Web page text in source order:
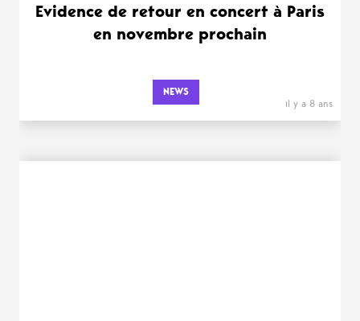
Evidence de retour en concert à Paris
en novembre prochain
NEWS
il y a 8 ans